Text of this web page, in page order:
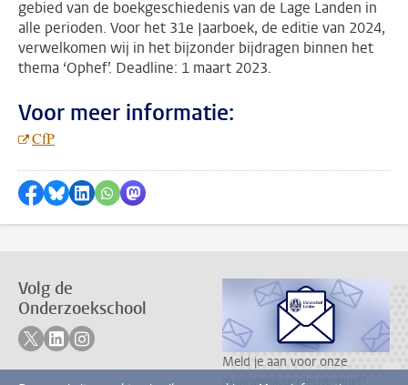
gebied van de boekgeschiedenis van de Lage Landen in
alle perioden. Voor het 31e Jaarboek, de editie van 2024,
verwelkomen wij in het bijzonder bijdragen binnen het
thema ‘Ophef’. Deadline: 1 maart 2023.
Voor meer informatie:
CfP
Delen op Facebook
Delen via Bluesky
Delen op LinkedIn
???shareWhatsApp???
Delen via Mastodon
Volg de
Onderzoekschool
Volg ons op twitter
Volg ons op linkedin
Volg ons op instagram
Meld je aan voor onze